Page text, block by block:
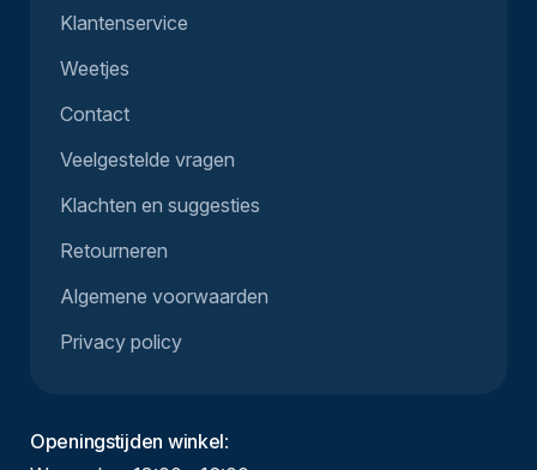
Klantenservice
Weetjes
Contact
Veelgestelde vragen
Klachten en suggesties
Retourneren
Algemene voorwaarden
Privacy policy
Openingstijden winkel: